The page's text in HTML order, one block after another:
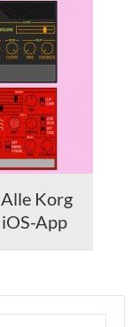
Korg
App